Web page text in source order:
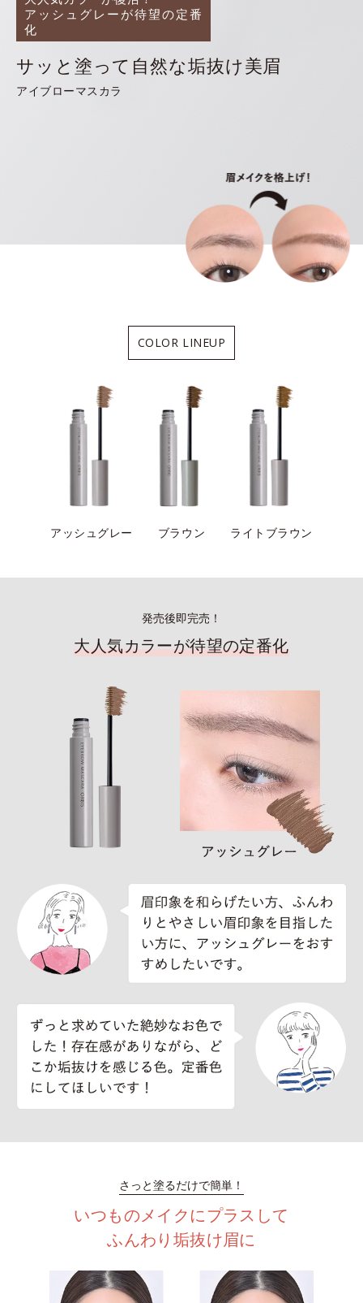
アッシュグレーが待望の定番
化
サッと塗って自然な垢抜け美眉
アイブローマスカラ
COLOR LINEUP
アッシュグレー ブラウン ライトブラウン
発売後即完売！
大人気カラーが待望の定番化
さっと塗るだけで簡単！
いつものメイクにプラスして
ふんわり垢抜け眉に